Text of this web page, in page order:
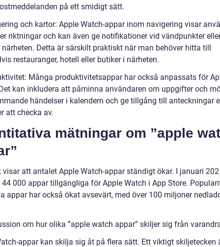
på ett smidigt sätt.
och kartor: Apple Watch-appar inom navigering visar
riktningar och kan även ge notifikationer vid vändpunkter
Detta är särskilt praktiskt när man behöver hitta till
restauranger, hotell eller butiker i närheten.
Många produktivitetsappar har också anpassats för
kan inkludera att påminna användaren om uppgifter och
händelser i kalendern och ge tillgång till anteckningar
att checka av.
mätningar om ”apple
visar att antalet Apple Watch-appar ständigt ökar. I januari
44 000 appar tillgängliga för Apple Watch i App Store.
appar har också ökat avsevärt, med över 100 miljoner
om hur olika ”apple watch appar” skiljer sig från
appar kan skilja sig åt på flera sätt. Ett viktigt skiljetecken